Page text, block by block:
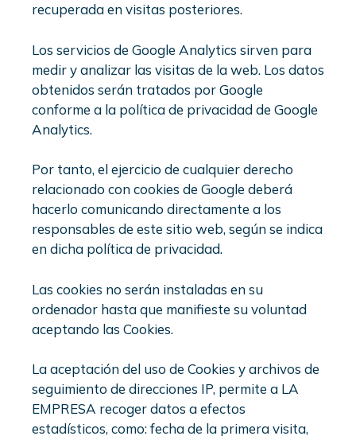
recuperada en visitas posteriores.
Los servicios de Google Analytics sirven para
medir y analizar las visitas de la web. Los datos
obtenidos serán tratados por Google
conforme a la política de privacidad de Google
Analytics.
Por tanto, el ejercicio de cualquier derecho
relacionado con cookies de Google deberá
hacerlo comunicando directamente a los
responsables de este sitio web, según se indica
en dicha política de privacidad.
Las cookies no serán instaladas en su
ordenador hasta que manifieste su voluntad
aceptando las Cookies.
La aceptación del uso de Cookies y archivos de
seguimiento de direcciones IP, permite a LA
EMPRESA recoger datos a efectos
estadísticos, como: fecha de la primera visita,